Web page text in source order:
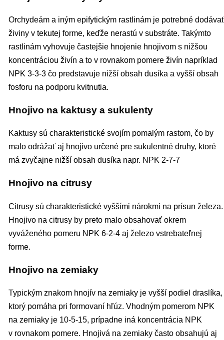
Orchydeám a iným epifytickým rastlinám je potrebné dodávať
živiny v tekutej forme, keďže nerastú v substráte. Takýmto
rastlinám vyhovuje častejšie hnojenie hnojivom s nižšou
koncentráciou živín a to v rovnakom pomere živín napríklad
NPK 3-3-3 čo predstavuje nižší obsah dusíka a vyšší obsah
fosforu na podporu kvitnutia.
Hnojivo na kaktusy a sukulenty
Kaktusy sú charakteristické svojím pomalým rastom, čo by
malo odrážať aj hnojivo určené pre sukulentné druhy, ktoré
má zvyčajne nižší obsah dusíka napr. NPK 2-7-7
Hnojivo na citrusy
Citrusy sú charakteristické vyššími nárokmi na prísun železa.
Hnojivo na citrusy by preto malo obsahovať okrem
vyváženého pomeru NPK 6-2-4 aj železo vstrebateľnej
forme.
Hnojivo na zemiaky
Typickým znakom hnojív na zemiaky je vyšší podiel draslíka,
ktorý pomáha pri formovaní hľúz. Vhodným pomerom NPK
na zemiaky je 10-5-15, prípadne iná koncentrácia NPK
v rovnakom pomere. Hnojivá na zemiaky často obsahujú aj